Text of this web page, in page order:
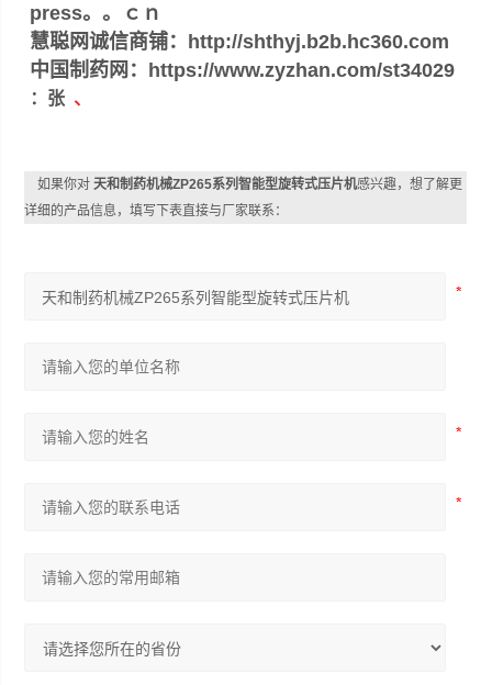
press。。ｃｎ
慧聪网诚信商铺：http://shthyj.b2b.hc360.com
中国制药网：https://www.zyzhan.com/st34029
：张 、
如果你对天和制药机械ZP265系列智能型旋转式压片机感兴趣，想了解更
详细的产品信息，填写下表直接与厂家联系：